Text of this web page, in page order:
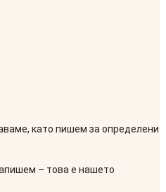
като пишем за определени
– това е нашето